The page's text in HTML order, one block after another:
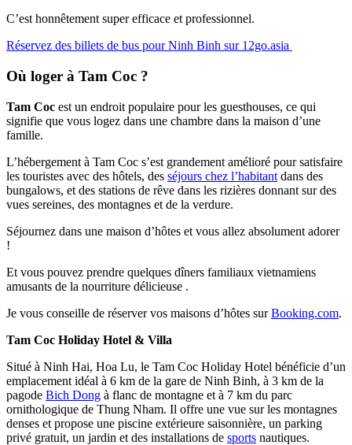
C’est honnêtement super efficace et professionnel.
Réservez des billets de bus pour Ninh Binh sur 12go.asia
Où loger à Tam Coc ?
Tam Coc est un endroit populaire pour les guesthouses, ce qui
signifie que vous logez dans une chambre dans la maison d’une
famille.
L’hébergement à Tam Coc s’est grandement amélioré pour satisfaire
les touristes avec des hôtels, des séjours chez l’habitant dans des
bungalows, et des stations de rêve dans les rizières donnant sur des
vues sereines, des montagnes et de la verdure.
Séjournez dans une maison d’hôtes et vous allez absolument adorer
!
Et vous pouvez prendre quelques dîners familiaux vietnamiens
amusants de la nourriture délicieuse .
Je vous conseille de réserver vos maisons d’hôtes surBooking.com.
Tam Coc Holiday Hotel & Villa
Situé à Ninh Hai, Hoa Lu, le Tam Coc Holiday Hotel bénéficie d’un
emplacement idéal à 6 km de la gare de Ninh Binh, à 3 km de la
pagode Bich Dong à flanc de montagne et à 7 km du parc
ornithologique de Thung Nham. Il offre une vue sur les montagnes
denses et propose une piscine extérieure saisonnière, un parking
privé gratuit, un jardin et des installations de sports nautiques.